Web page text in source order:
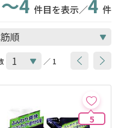
4 件目を表示／4 件
／ 1
5